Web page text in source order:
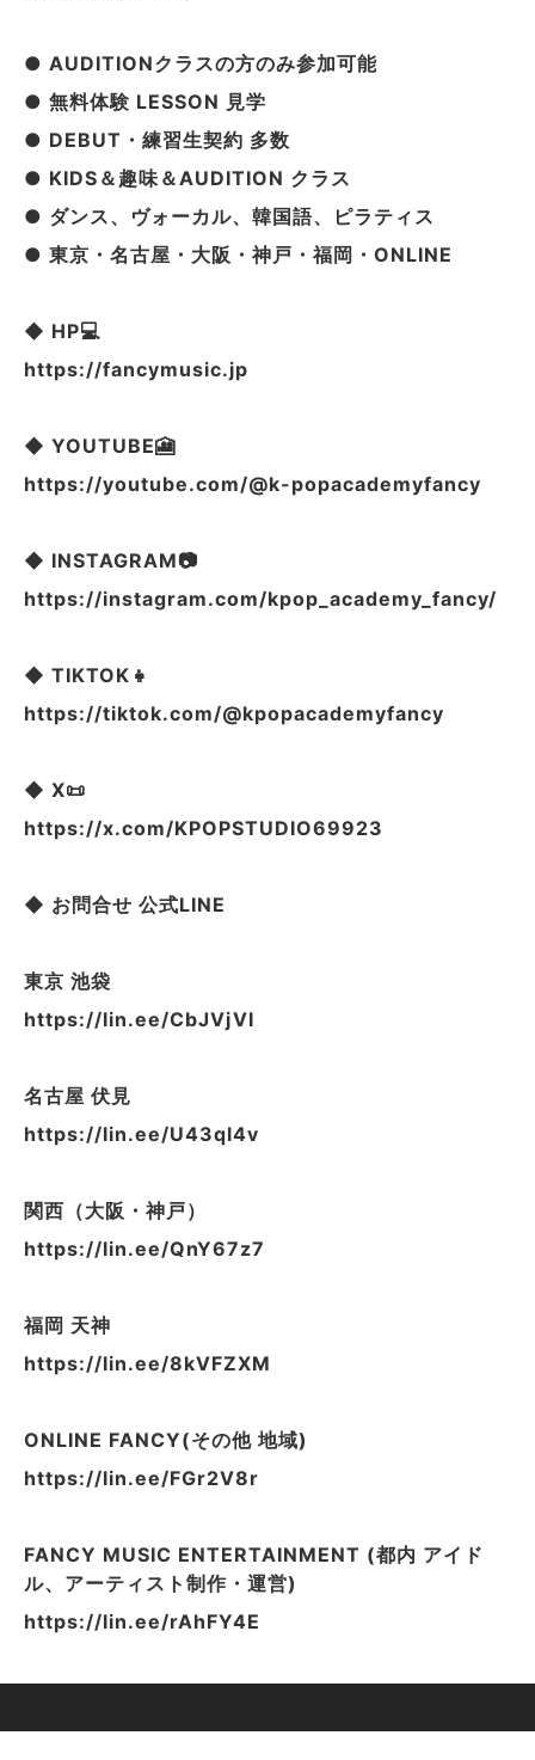
● AUDITIONクラスの方のみ参加可能
● 無料体験 LESSON 見学
● DEBUT・練習生契約 多数
● KIDS＆趣味＆AUDITION クラス
● ダンス、ヴォーカル、韓国語、ピラティス
● 東京・名古屋・大阪・神戸・福岡・ONLINE
◆ HP💻
https://fancymusic.jp
◆ YOUTUBE🎦
https://youtube.com/@k-popacademyfancy
◆ INSTAGRAM📷
https://instagram.com/kpop_academy_fancy/
◆ TIKTOK👧
https://tiktok.com/@kpopacademyfancy
◆ X📜
https://x.com/KPOPSTUDIO69923
◆ お問合せ 公式LINE
東京 池袋
https://lin.ee/CbJVjVI
名古屋 伏見
https://lin.ee/U43ql4v
関西（大阪・神戸）
https://lin.ee/QnY67z7
福岡 天神
https://lin.ee/8kVFZXM
ONLINE FANCY(その他 地域)
https://lin.ee/FGr2V8r
FANCY MUSIC ENTERTAINMENT (都内 アイド
ル、アーティスト制作・運営)
https://lin.ee/rAhFY4E